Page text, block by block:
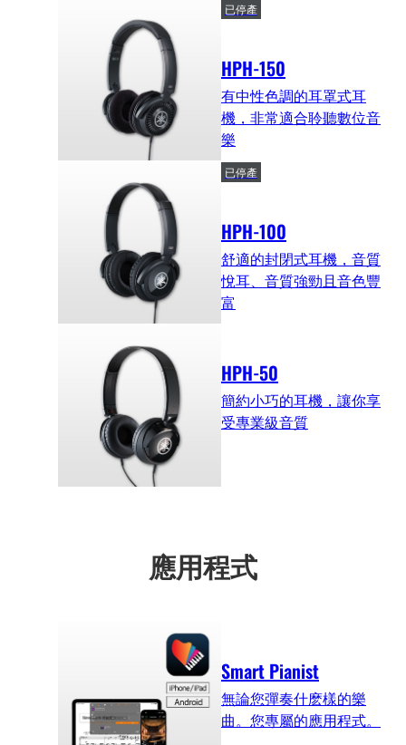
HPH-150
已停產
有中性色調的耳罩式耳
機，非常適合聆聽數位音
樂
HPH-100
已停產
舒適的封閉式耳機，音質
悅耳、音質強勁且音色豐
富
HPH-50
簡約小巧的耳機，讓你享
受專業級音質
應用程式
Smart Pianist
無論您彈奏什麽樣的樂
曲。您專屬的應用程式。